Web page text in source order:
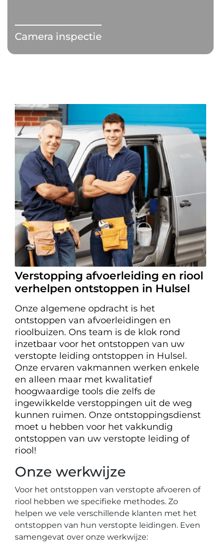
Camera inspectie
Verstopping afvoerleiding en riool
verhelpen ontstoppen in Hulsel
Onze algemene opdracht is het
ontstoppen van afvoerleidingen en
rioolbuizen. Ons team is de klok rond
inzetbaar voor het ontstoppen van uw
verstopte leiding ontstoppen in Hulsel.
Onze ervaren vakmannen werken enkele
en alleen maar met kwalitatief
hoogwaardige tools die zelfs de
ingewikkelde verstoppingen uit de weg
kunnen ruimen. Onze ontstoppingsdienst
moet u hebben voor het vakkundig
ontstoppen van uw verstopte leiding of
riool!
Onze werkwijze
Voor het ontstoppen van verstopte afvoeren of
riool hebben we specifieke methodes. Zo
helpen we vele verschillende klanten met het
ontstoppen van hun verstopte leidingen. Even
samengevat over onze werkwijze: